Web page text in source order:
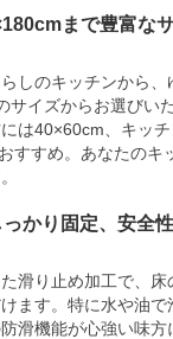
まで豊富な
しのキッチンから
サイズからお選びい
は40×60cm、キッ
すすめ。あなたのキ
かり固定、安全
滑り止め加工で、床
ます。特に水や油
滑機能が心強い味方